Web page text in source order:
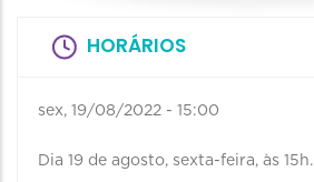
HORÁRIOS
sex, 19/08/2022 - 15:00
Dia 19 de agosto, sexta-feira, às 15h.